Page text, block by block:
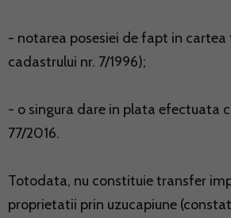
- notarea posesiei de fapt in cartea
cadastrului nr. 7/1996);
- o singura dare in plata efectuata
77/2016.
Totodata, nu constituie transfer
proprietatii prin uzucapiune